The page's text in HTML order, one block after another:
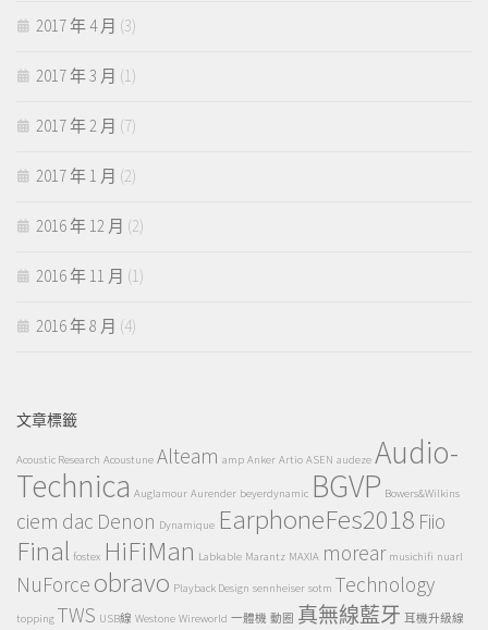
2017 年 4 月 (3)
2017 年 3 月 (1)
2017 年 2 月 (7)
2017 年 1 月 (2)
2016 年 12 月 (2)
2016 年 11 月 (1)
2016 年 8 月 (4)
文章標籤
Acoustic Research Acoustune Alteam amp Anker Artio ASEN audeze Audio-
Technica Auglamour Aurender beyerdynamic BGVP Bowers&Wilkins
ciem dac Denon Dynamique EarphoneFes2018 Fiio
Final fostex HiFiMan Labkable Marantz MAXIA morear musichifi nuarl
NuForce obravo Playback Design sennheiser sotm Technology
topping TWS USB線 Westone Wireworld 一體機 動圈 真無線藍牙 耳機升級線